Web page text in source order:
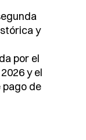
y
por el
y el
pago de